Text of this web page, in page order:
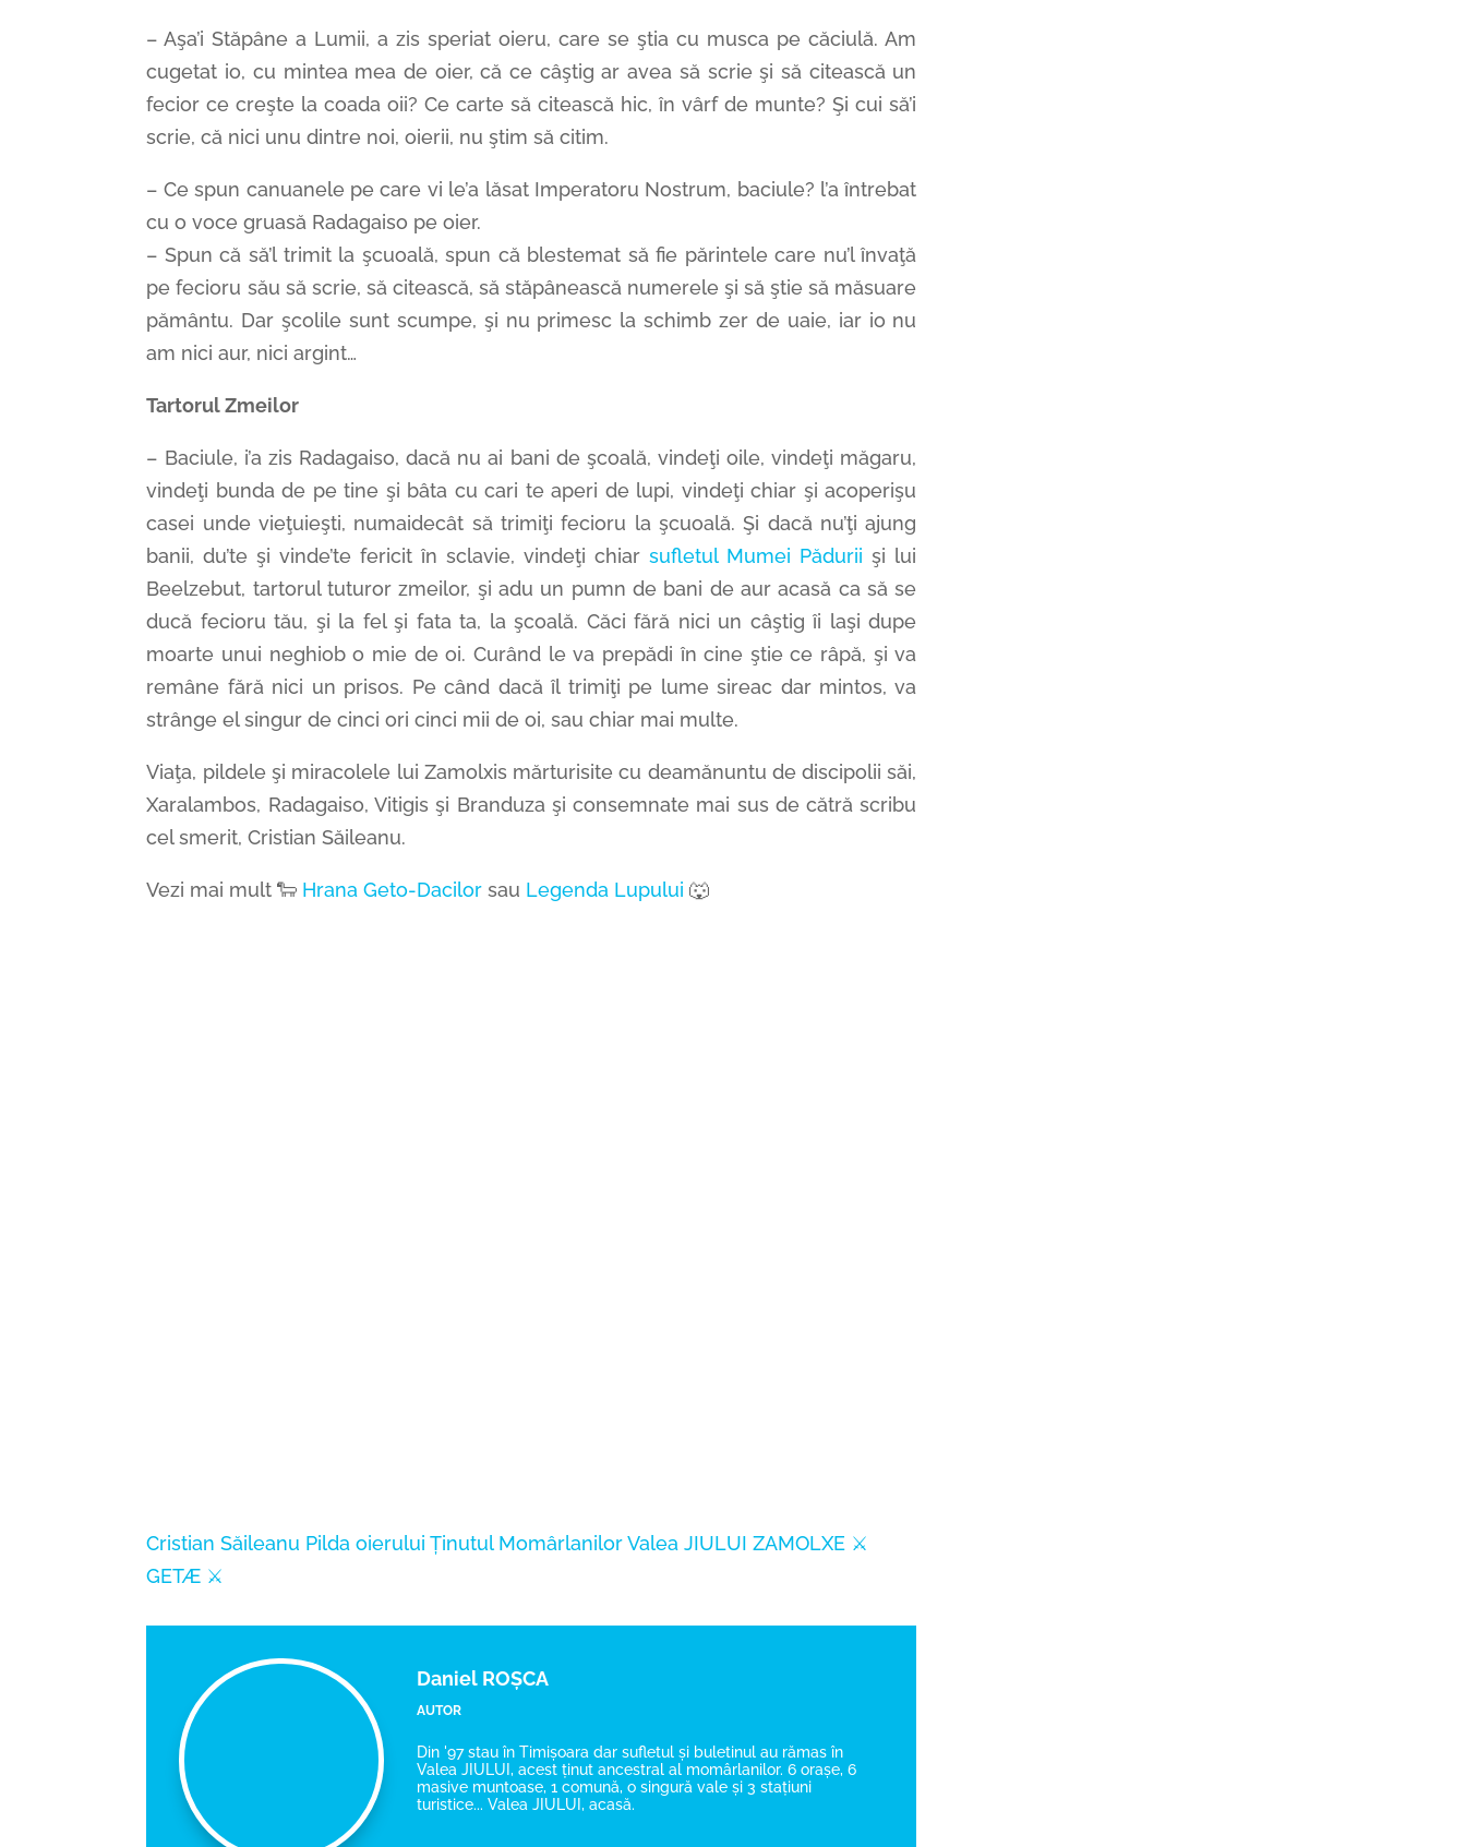
– Aşa’i Stăpâne a Lumii, a zis speriat oieru, care se ştia cu musca pe căciulă. Am
cugetat io, cu mintea mea de oier, că ce câştig ar avea să scrie şi să citească un
fecior ce creşte la coada oii? Ce carte să citească hic, în vârf de munte? Şi cui să’i
scrie, că nici unu dintre noi, oierii, nu ştim să citim.
– Ce spun canuanele pe care vi le’a lăsat Imperatoru Nostrum, baciule? l’a întrebat
cu o voce gruasă Radagaiso pe oier.
– Spun că să’l trimit la şcuoală, spun că blestemat să fie părintele care nu’l învaţă
pe fecioru său să scrie, să citească, să stăpânească numerele şi să ştie să măsuare
pământu. Dar şcolile sunt scumpe, şi nu primesc la schimb zer de uaie, iar io nu
am nici aur, nici argint…
Tartorul Zmeilor
– Baciule, i’a zis Radagaiso, dacă nu ai bani de şcoală, vindeţi oile, vindeţi măgaru,
vindeţi bunda de pe tine şi bâta cu cari te aperi de lupi, vindeţi chiar şi acoperişu
casei unde vieţuieşti, numaidecât să trimiţi fecioru la şcuoală. Şi dacă nu’ţi ajung
banii, du’te şi vinde’te fericit în sclavie, vindeţi chiarsufletul Mumei Pădurii şi lui
Beelzebut, tartorul tuturor zmeilor, şi adu un pumn de bani de aur acasă ca să se
ducă fecioru tău, şi la fel şi fata ta, la şcoală. Căci fără nici un câştig îi laşi dupe
moarte unui neghiob o mie de oi. Curând le va prepădi în cine ştie ce râpă, şi va
remâne fără nici un prisos. Pe când dacă îl trimiţi pe lume sireac dar mintos, va
strânge el singur de cinci ori cinci mii de oi, sau chiar mai multe.
Viaţa, pildele şi miracolele lui Zamolxis mărturisite cu deamănuntu de discipolii săi,
Xaralambos, Radagaiso, Vitigis şi Branduza şi consemnate mai sus de cătră scribu
cel smerit, Cristian Săileanu.
Vezi mai mult 🐑 Hrana Geto-Dacilor sau Legenda Lupului 🐺
Cristian Săileanu Pilda oierului Ținutul Momârlanilor Valea JIULUI ZAMOLXE ⚔️
GETÆ ⚔️
Daniel ROȘCA
AUTOR
Din '97 stau în Timișoara dar sufletul și buletinul au rămas în
Valea JIULUI, acest ținut ancestral al momârlanilor. 6 orașe, 6
masive muntoase, 1 comună, o singură vale și 3 stațiuni
turistice... Valea JIULUI, acasă.